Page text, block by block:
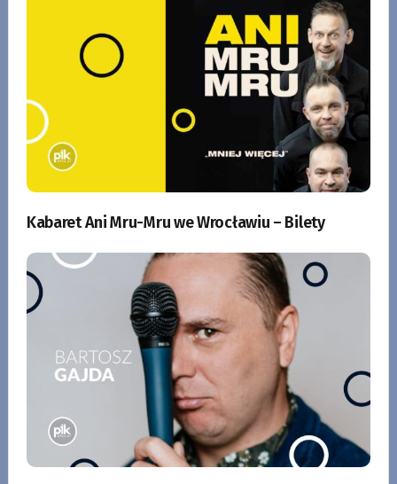
Kabaret Ani Mru-Mru we Wrocławiu – Bilety